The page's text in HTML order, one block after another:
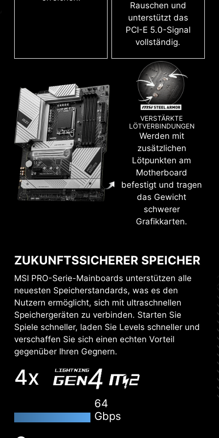
Mehr erfahren
NUTZERFREUNDLICHKEIT
Mit MSI genießt du eine hervorragende
Kompatibilität und eine sorgenfreie
Benutzererfahrung, wenn du Microsoft Windows
Rauschen und
unterstützt das
PCI-E 5.0-Signal
vollständig.
VERSTÄRKTE
LÖTVERBINDUNGEN
Werden mit
zusätzlichen
Lötpunkten am
Motherboard
befestigt und tragen
das Gewicht
schwerer
Grafikkarten.
ZUKUNFTSSICHERER SPEICHER
MSI PRO-Serie-Mainboards unterstützen alle
neuesten Speicherstandards, was es den
Nutzern ermöglicht, sich mit ultraschnellen
Speichergeräten zu verbinden. Starten Sie
Spiele schneller, laden Sie Levels schneller und
verschaffen Sie sich einen echten Vorteil
gegenüber Ihren Gegnern.
4x
64
Gbps
EINFACHES ÜBERTAKTEN MIT
Das XMP (Extreme Memory Profiles) im MSI-
BIOS wurde von MSI OC LAB getestet und
zertifiziert. Es ermöglicht den Benutzern, eine
höhere Speicherleistung und hervorragende
Stabilität zu erreichen.
CLICK BIOS 5
Hol mehr aus einem umfangreichen BIOS, das
für einfache Bedienung konzipiert ist.
Feinabstimmung des Mainboards für deine
Gaming-Performance, Effizienz oder das
Aufstellen von Übertaktungs-Weltrekorden!
EZ-MODE ADVANCED-MODE
XMP
Wähle ein voreingestelltes XMP-Profil aus und
übertakte kompatiblen DDR-Speicher
automatisch.
VMD (VOLUME MANAGEMENT
DEVICE)
Ermögliche die direkte Kontrolle und Verwaltung